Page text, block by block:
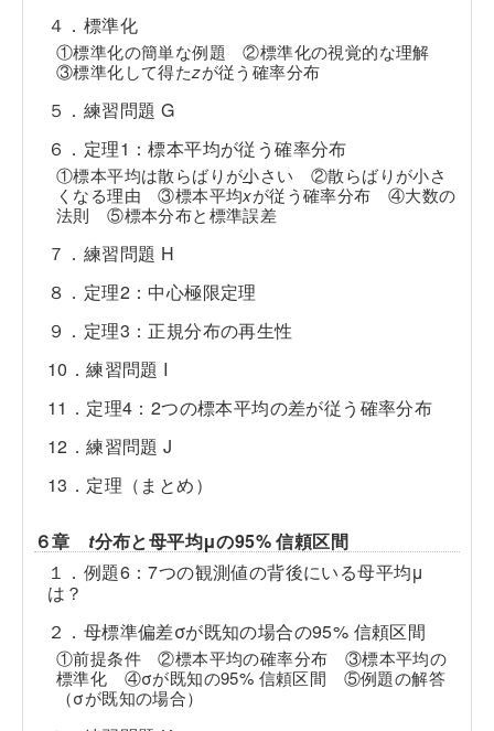
４．標準化
①標準化の簡単な例題 ②標準化の視覚的な理解
③標準化して得たzが従う確率分布
５．練習問題 G
６．定理1：標本平均が従う確率分布
①標本平均は散らばりが小さい ②散らばりが小さ
くなる理由 ③標本平均xが従う確率分布 ④大数の
法則 ⑤標本分布と標準誤差
７．練習問題 H
８．定理2：中心極限定理
９．定理3：正規分布の再生性
10．練習問題 I
11．定理4：2つの標本平均の差が従う確率分布
12．練習問題 J
13．定理（まとめ）
６章 t分布と母平均μの95% 信頼区間
１．例題6：7つの観測値の背後にいる母平均μ
は？
２．母標準偏差σが既知の場合の95% 信頼区間
①前提条件 ②標本平均の確率分布 ③標本平均の
標準化 ④σが既知の95% 信頼区間 ⑤例題の解答
（σが既知の場合）